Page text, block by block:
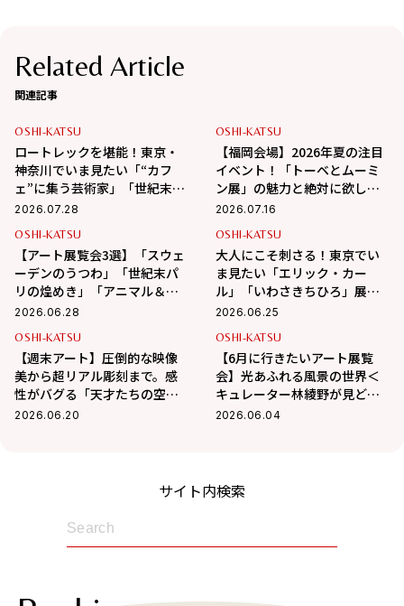
Related Article
関連記事
OSHI-KATSU
ロートレックを堪能！東京・
神奈川でいま見たい「“カフ
ェ”に集う芸術家」「世紀末パ
リの煌めき」展
2026.07.28
OSHI-KATSU
【福岡会場】2026年夏の注目
イベント！「トーベとムーミ
ン展」の魅力と絶対に欲しい
お土産グッズをガチ推薦
2026.07.16
OSHI-KATSU
【アート展覧会3選】「スウェ
ーデンのうつわ」「世紀末パ
リの煌めき」「アニマル＆モ
ンスター」世界のアートを堪
2026.06.28
OSHI-KATSU
大人にこそ刺さる！東京でい
ま見たい「エリック・カー
ル」「いわさきちひろ」展。
あの名作原画に会いに行こう
2026.06.25
OSHI-KATSU
【週末アート】圧倒的な映像
美から超リアル彫刻まで。感
性がバグる「天才たちの空
間」3選
2026.06.20
OSHI-KATSU
【6月に行きたいアート展覧
会】光あふれる風景の世界＜
キュレーター林綾野が見どこ
ろを語る＞
2026.06.04
サイト内検索